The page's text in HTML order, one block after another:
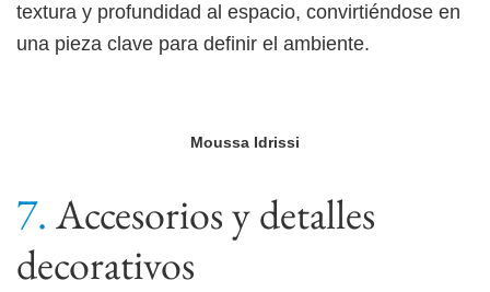
textura y profundidad al espacio, convirtiéndose en
una pieza clave para definir el ambiente.
Moussa Idrissi
Accesorios y detalles
decorativos